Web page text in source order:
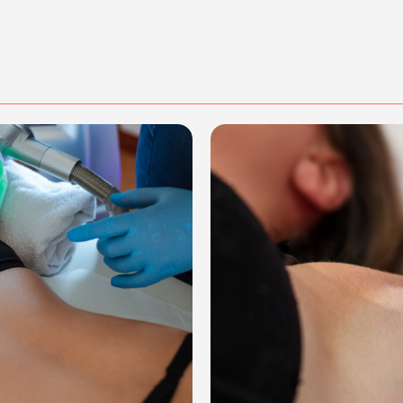
Italy
di acquisto scrivi